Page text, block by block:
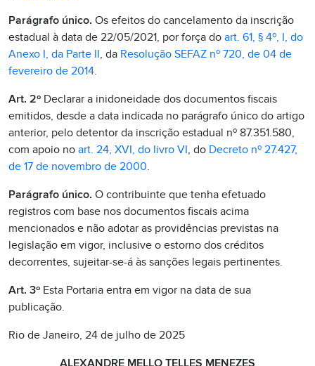
Parágrafo único. Os efeitos do cancelamento da inscrição
estadual à data de 22/05/2021, por força do art. 61, § 4º, I, do
Anexo I, da Parte II, da Resolução SEFAZ nº 720, de 04 de
fevereiro de 2014.
Art. 2º Declarar a inidoneidade dos documentos fiscais
emitidos, desde a data indicada no parágrafo único do artigo
anterior, pelo detentor da inscrição estadual nº 87.351.580,
com apoio no art. 24, XVI, do livro VI, do Decreto nº 27.427,
de 17 de novembro de 2000.
Parágrafo único. O contribuinte que tenha efetuado
registros com base nos documentos fiscais acima
mencionados e não adotar as providências previstas na
legislação em vigor, inclusive o estorno dos créditos
decorrentes, sujeitar-se-á às sanções legais pertinentes.
Art. 3º Esta Portaria entra em vigor na data de sua
publicação.
Rio de Janeiro, 24 de julho de 2025
ALEXANDRE MELLO TELLES MENEZES